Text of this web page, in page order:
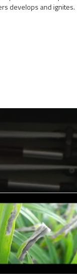
develops and ignites.